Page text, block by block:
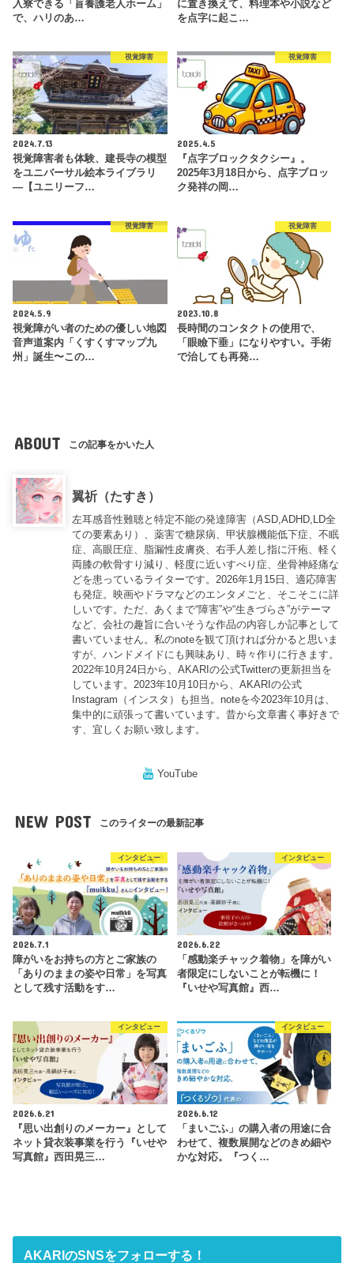
入寮できる「盲養護老人ホーム」
で、ハリのあ…
に置き換えて、料理本や小説など
を点字に起こ…
視覚障害
2024.7.13
視覚障害者も体験、建長寺の模型
をユニバーサル絵本ライブラリ
―【ユニリーフ…
視覚障害
2025.4.5
『点字ブロックタクシー』。
2025年3月18日から、点字ブロッ
ク発祥の岡…
視覚障害
2024.5.9
視覚障がい者のための優しい地図
音声道案内「くすくすマップ九
州」誕生〜この…
視覚障害
2023.10.8
長時間のコンタクトの使用で、
「眼瞼下垂」になりやすい。手術
で治しても再発…
ABOUT この記事をかいた人
翼祈（たすき）
左耳感音性難聴と特定不能の発達障害（ASD,ADHD,LD全
ての要素あり）、薬害で糖尿病、甲状腺機能低下症、不眠
症、高眼圧症、脂漏性皮膚炎、右手人差し指に汗疱、軽く
両膝の軟骨すり減り、軽度に近いすべり症、坐骨神経痛な
どを患っているライターです。2026年1月15日、適応障害
も発症。映画やドラマなどのエンタメごと、そこそこに詳
しいです。ただ、あくまで“障害”や“生きづらさ”がテーマ
など、会社の趣旨に合いそうな作品の内容しか記事として
書いていません。私のnoteを観て頂ければ分かると思いま
すが、ハンドメイドにも興味あり、時々作りに行きます。
2022年10月24日から、AKARIの公式Twitterの更新担当を
しています。2023年10月10日から、AKARIの公式
Instagram（インスタ）も担当。noteを今2023年10月は、
集中的に頑張って書いています。昔から文章書く事好きで
す、宜しくお願い致します。
YouTube
NEW POST このライターの最新記事
インタビュー
2026.7.1
障がいをお持ちの方とご家族の
「ありのままの姿や日常」を写真
として残す活動をす…
インタビュー
2026.6.22
「感動楽チャック着物」を障がい
者限定にしないことが転機に！
『いせや写真館』西…
インタビュー
2026.6.21
『思い出創りのメーカー』として
ネット貸衣装事業を行う『いせや
写真館』西田晃三…
インタビュー
2026.6.12
「まいごふ」の購入者の用途に合
わせて、複数展開などのきめ細や
かな対応。『つく…
AKARIのSNSをフォローする！